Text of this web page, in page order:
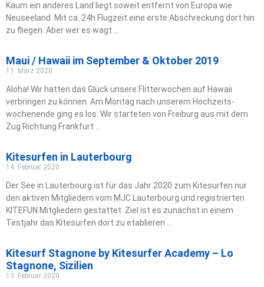
Kaum ein anderes Land liegt soweit entfernt von Europa wie
Neuseeland. Mit ca. 24h Flugzeit eine erste Abschreckung dort hin
zu fliegen. Aber wer es wagt …
Maui / Hawaii im September & Oktober 2019
11. März 2020
Aloha! Wir hatten das Glück unsere Flitterwochen auf Hawaii
verbringen zu können. Am Montag nach unserem Hochzeits­
wochenende ging es los. Wir starteten von Freiburg aus mit dem
Zug Richtung Frankfurt …
Kitesurfen in Lauterbourg
14. Februar 2020
Der See in Lauterbourg ist für das Jahr 2020 zum Kitesurfen nur
den aktiven Mitgliedern vom MJC Lauterbourg und registrierten
KITEFUN Mitgliedern gestattet. Ziel ist es zunächst in einem
Testjahr das Kitesurfen dort zu etablieren …
Kitesurf Stagnone by Kitesurfer Academy – Lo
Stagnone, Sizilien
13. Februar 2020